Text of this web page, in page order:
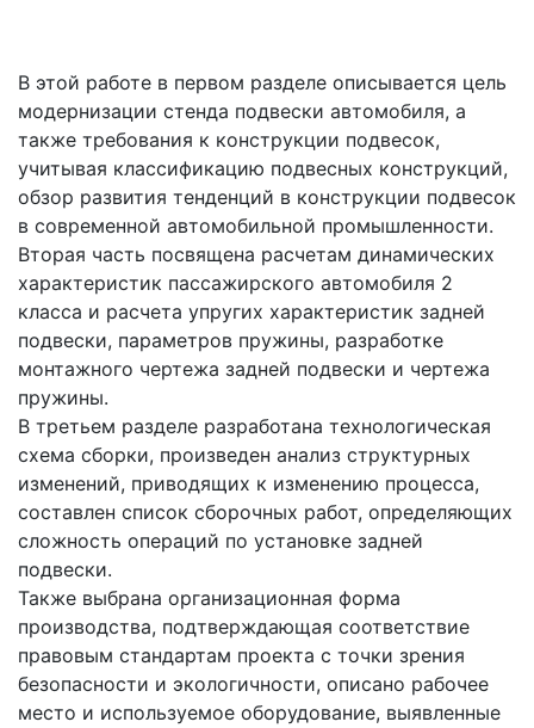
В этой работе в первом разделе описывается цель
модернизации стенда подвески автомобиля, а
также требования к конструкции подвесок,
учитывая классификацию подвесных конструкций,
обзор развития тенденций в конструкции подвесок
в современной автомобильной промышленности.
Вторая часть посвящена расчетам динамических
характеристик пассажирского автомобиля 2
класса и расчета упругих характеристик задней
подвески, параметров пружины, разработке
монтажного чертежа задней подвески и чертежа
пружины.
В третьем разделе разработана технологическая
схема сборки, произведен анализ структурных
изменений, приводящих к изменению процесса,
составлен список сборочных работ, определяющих
сложность операций по установке задней
подвески.
Также выбрана организационная форма
производства, подтверждающая соответствие
правовым стандартам проекта с точки зрения
безопасности и экологичности, описано рабочее
место и используемое оборудование, выявленные